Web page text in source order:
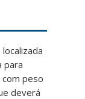
para
peso
deverá